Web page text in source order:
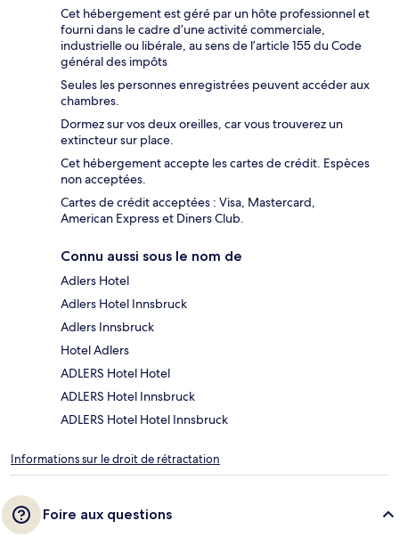
Cet hébergement est géré par un hôte professionnel et
fourni dans le cadre d’une activité commerciale,
industrielle ou libérale, au sens de l’article 155 du Code
général des impôts
Seules les personnes enregistrées peuvent accéder aux
chambres.
Dormez sur vos deux oreilles, car vous trouverez un
extincteur sur place.
Cet hébergement accepte les cartes de crédit. Espèces
non acceptées.
Cartes de crédit acceptées : Visa, Mastercard,
American Express et Diners Club.
Connu aussi sous le nom de
Adlers Hotel
Adlers Hotel Innsbruck
Adlers Innsbruck
Hotel Adlers
ADLERS Hotel Hotel
ADLERS Hotel Innsbruck
ADLERS Hotel Hotel Innsbruck
Informations sur le droit de rétractation
Foire aux questions